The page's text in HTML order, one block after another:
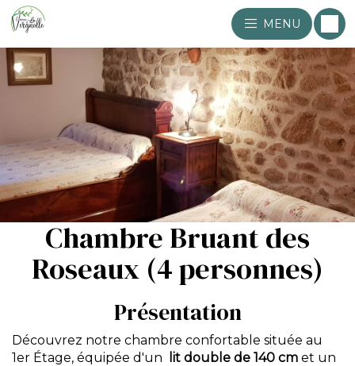
MENU
Chambre Bruant des
Roseaux (4 personnes)
Présentation
Découvrez notre chambre confortable située au
1er Étage, équipée d'un
lit double de 140 cm et un